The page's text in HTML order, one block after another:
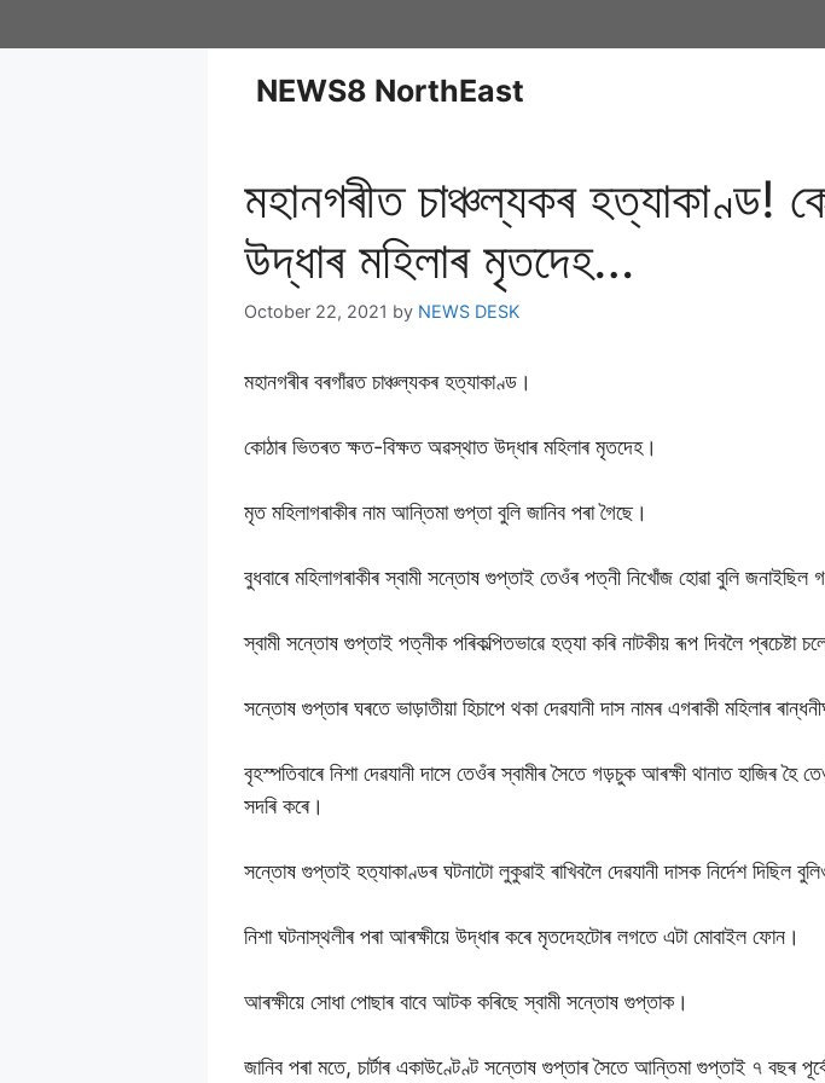
NEWS8 NorthEast
মহানগৰীত চাঞ্চল্যকৰ হত্যাকাণ্ড!
উদ্ধাৰ মহিলাৰ মৃতদেহ…
October 22, 2021 by NEWS DESK
মহানগৰীৰ বৰগাঁৱত চাঞ্চল্যকৰ হত্যাকাণ্ড।
কোঠাৰ ভিতৰত ক্ষত-বিক্ষত অৱস্থাত উদ্ধাৰ মহিলাৰ মৃতদেহ।
মৃত মহিলাগৰাকীৰ নাম আন্তিমা গুপ্তা বুলি জানিব পৰা গৈছে।
বুধবাৰে মহিলাগৰাকীৰ স্বামী সন্তোষ গুপ্তাই তেওঁৰ পত্নী নিখোঁজ হোৱা বুলি
স্বামী সন্তোষ গুপ্তাই পত্নীক পৰিকল্পিতভাৱে হত‍্যা কৰি নাটকীয় ৰূপ দিবলৈ প্ৰচেষ্টা
সন্তোষ গুপ্তাৰ ঘৰতে ভাড়াতীয়া হিচাপে থকা দেৱযানী দাস নামৰ এগৰাকী মহিলাৰ
বৃহস্পতিবাৰে নিশা দেৱযানী দাসে তেওঁৰ স্বামীৰ সৈতে গড়চুক আৰক্ষী থানাত হাজিৰ
সদৰি কৰে।
সন্তোষ গুপ্তাই হত‍্যাকাণ্ডৰ ঘটনাটো লুকুৱাই ৰাখিবলৈ দেৱযানী দাসক নিৰ্দেশ দিছিল
নিশা ঘটনাস্থলীৰ পৰা আৰক্ষীয়ে উদ্ধাৰ কৰে মৃতদেহটোৰ লগতে এটা মোবাইল ফোন।
আৰক্ষীয়ে সোধা পোছাৰ বাবে আটক কৰিছে স্বামী সন্তোষ গুপ্তাক।
জানিব পৰা মতে, চাৰ্টাৰ একাউণ্টেণ্ট সন্তোষ গুপ্তাৰ সৈতে আন্তিমা গুপ্তাই ৭ বছৰ